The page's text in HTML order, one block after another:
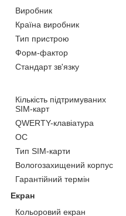
Виробник
Країна виробник
Тип пристрою
Форм-фактор
Стандарт зв'язку
Кількість підтримуваних
SIM-карт
QWERTY-клавіатура
ОС
Тип SIM-карти
Вологозахищений корпус
Гарантійний термін
Екран
Кольоровий екран